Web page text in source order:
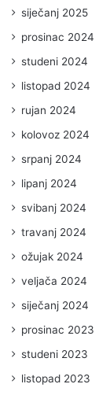
siječanj 2025
prosinac 2024
studeni 2024
listopad 2024
rujan 2024
kolovoz 2024
srpanj 2024
lipanj 2024
svibanj 2024
travanj 2024
ožujak 2024
veljača 2024
siječanj 2024
prosinac 2023
studeni 2023
listopad 2023